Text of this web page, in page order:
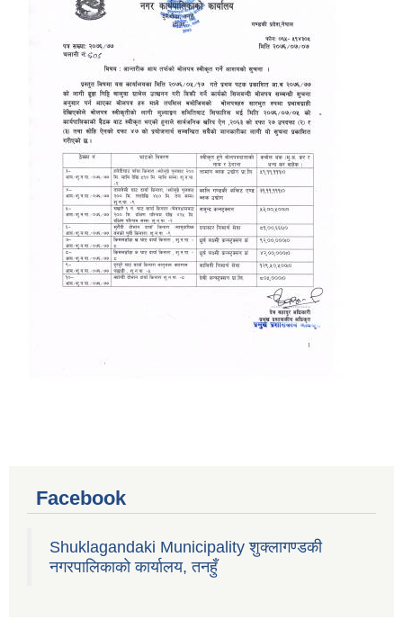
Facebook
Shuklagandaki Municipality शुक्लागण्डकी
नगरपालिकाको कार्यालय, तनहुँ